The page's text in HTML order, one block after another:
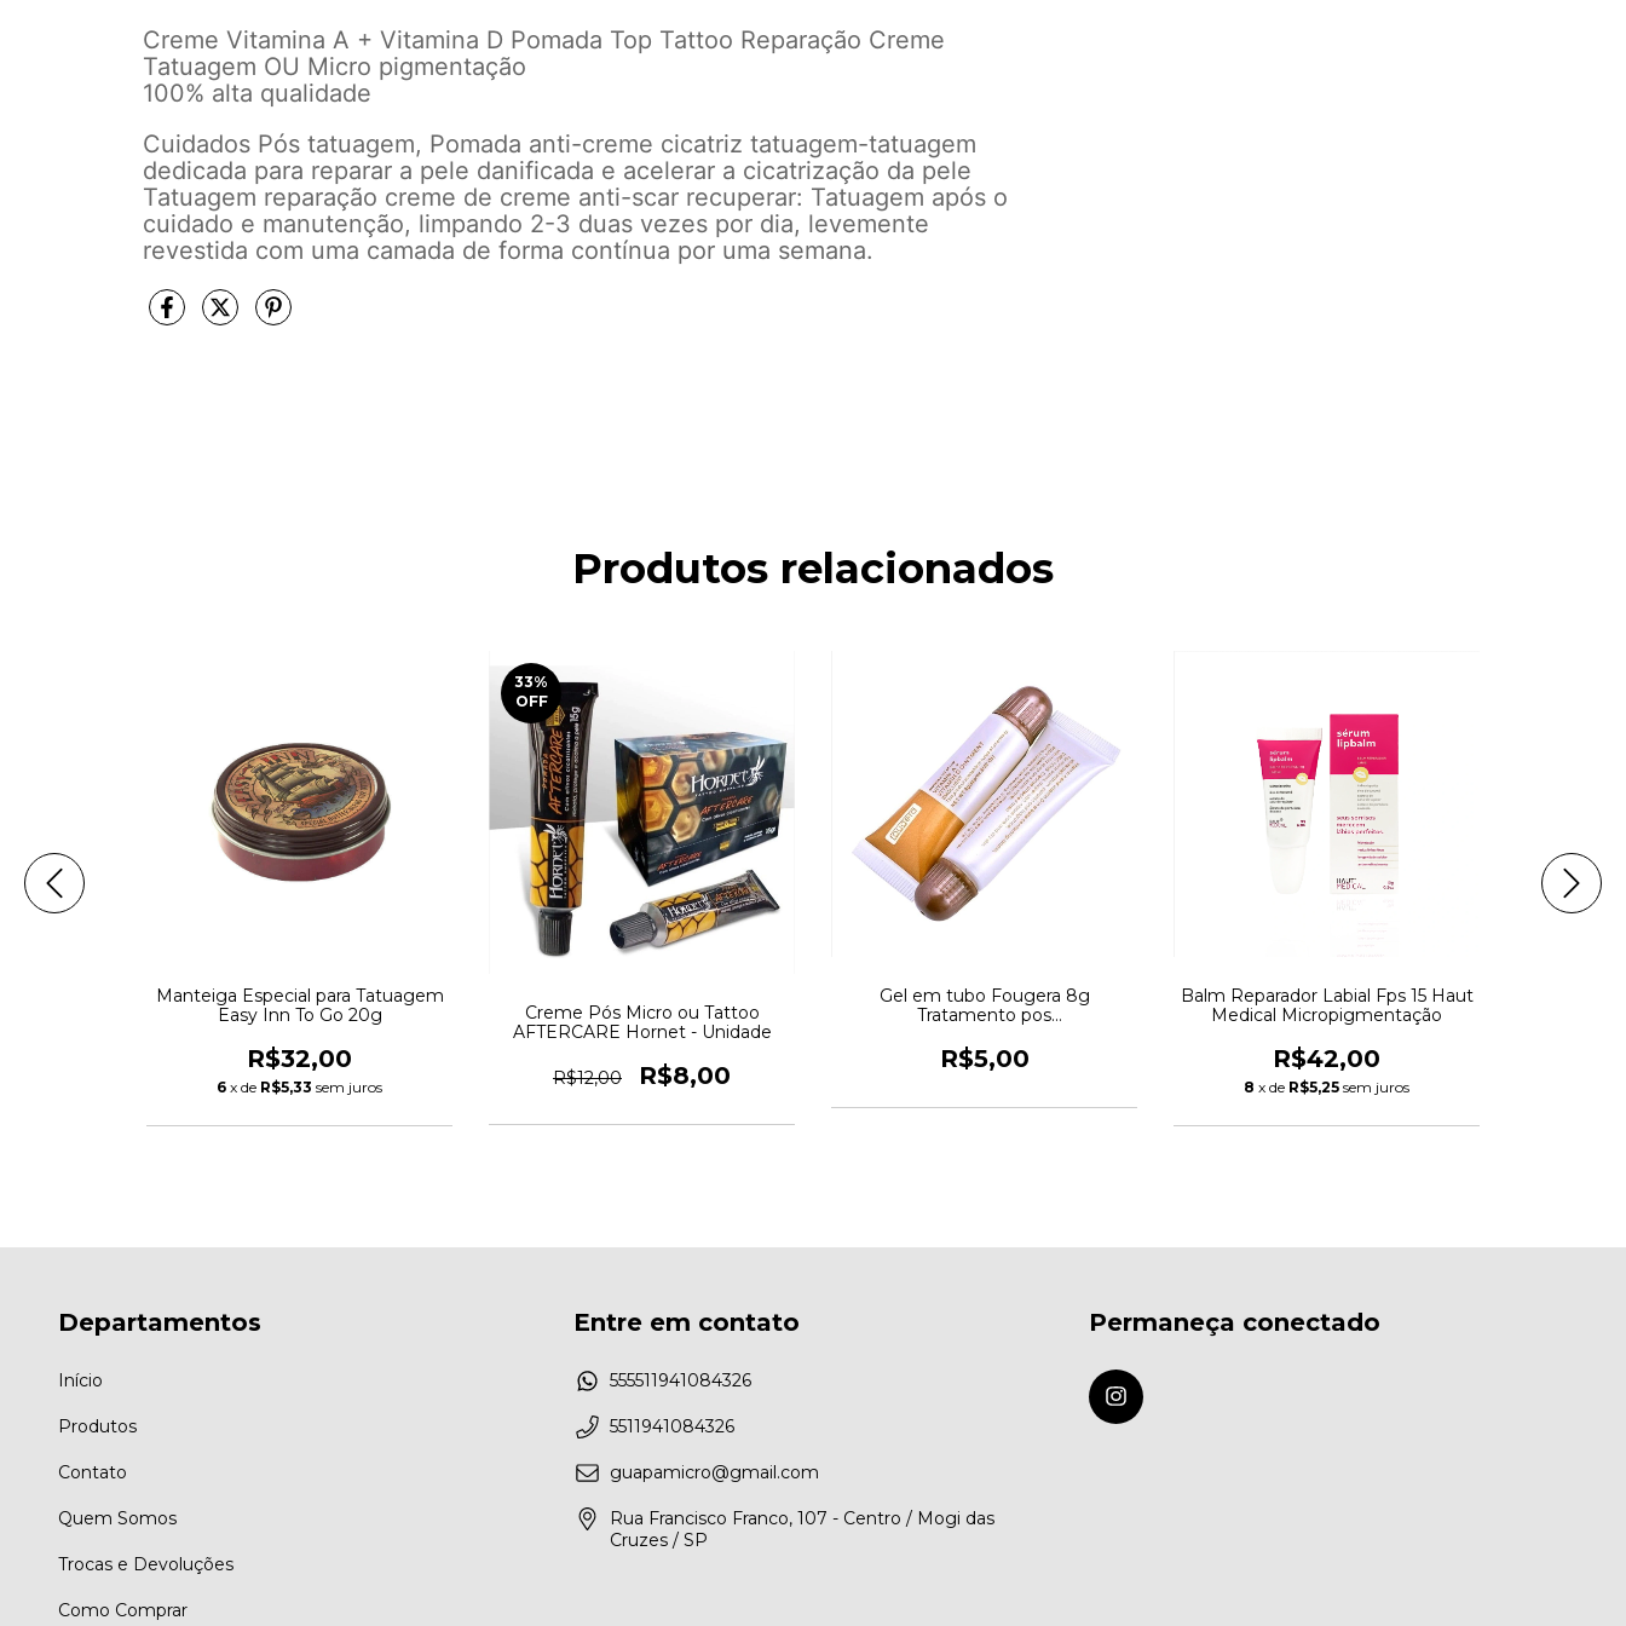
Creme Vitamina A + Vitamina D Pomada Top Tattoo Reparação Creme
Tatuagem OU Micro pigmentação
100% alta qualidade
Cuidados Pós tatuagem, Pomada anti-creme cicatriz tatuagem-tatuagem
dedicada para reparar a pele danificada e acelerar a cicatrização da pele
Tatuagem reparação creme de creme anti-scar recuperar: Tatuagem após o
cuidado e manutenção, limpando 2-3 duas vezes por dia, levemente
revestida com uma camada de forma contínua por uma semana.
Produtos relacionados
Manteiga Especial para Tatuagem
Easy Inn To Go 20g
R$32,00
6 x de R$5,33 sem juros
33%
OFF
Creme Pós Micro ou Tattoo
AFTERCARE Hornet - Unidade
R$12,00 R$8,00
Gel em tubo Fougera 8g
Tratamento pos
R$5,00
Balm Reparador Labial Fps 15 Haut
Medical Micropigmentação
R$42,00
8 x de R$5,25 sem juros
Departamentos
Início
Produtos
Contato
Quem Somos
Trocas e Devoluções
Como Comprar
Entre em contato
555511941084326
5511941084326
guapamicro@gmail.com
Rua Francisco Franco, 107 - Centro / Mogi das
Cruzes / SP
Permaneça conectado